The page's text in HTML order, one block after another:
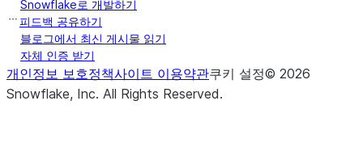
Snowflake로 개발하기
피드백 공유하기
블로그에서 최신 게시물 읽기
자체 인증 받기
개인정보 보호정책사이트 이용약관쿠키 설정© 2026
Snowflake, Inc. All Rights Reserved.